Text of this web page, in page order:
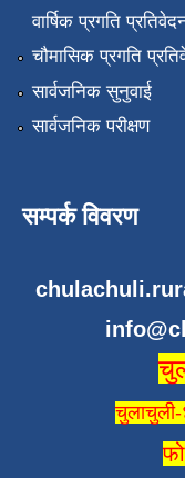
वार्षिक प्रगति
चौमासिक प्रगति
सार्वजनिक सुनुवाई
सार्वजनिक परीक्षण
सम्पर्क विवरण